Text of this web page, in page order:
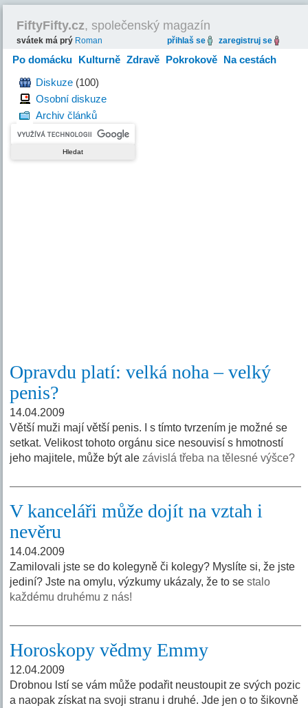
FiftyFifty.cz, společenský magazín
svátek má prý Roman přihlaš se zaregistruj se
Po domácku Kulturně Zdravě Pokrokově Na cestách
HravěDiskuze (100)
Osobní diskuze
Archiv článků
Opravdu platí: velká noha – velký
penis?
14.04.2009
Větší muži mají větší penis. I s tímto tvrzením je možné se
setkat. Velikost tohoto orgánu sice nesouvisí s hmotností
jeho majitele, může být ale závislá třeba na tělesné výšce?
V kanceláři může dojít na vztah i
nevěru
14.04.2009
Zamilovali jste se do kolegyně či kolegy? Myslíte si, že jste
jediní? Jste na omylu, výzkumy ukázaly, že to sestalo
každému druhému z nás!
Horoskopy vědmy Emmy
12.04.2009
Drobnou lstí se vám může podařit neustoupit ze svých pozic
a naopak získat na svoji stranu i druhé. Jde jen o to šikovně